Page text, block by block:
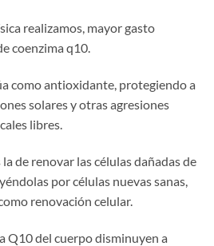
realizamos, mayor gasto
coenzima q10.
como antioxidante, protegiendo a
solares y otras agresiones
libres.
de renovar las células dañadas de
por células nuevas sanas,
renovación celular.
Q10 del cuerpo disminuyen a